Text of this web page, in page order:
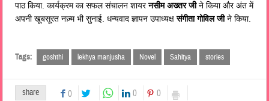
पाठ किया. कार्यक्रम का सफल संचालन शायरनसीम अख्तर जीने किया और अंत में
अपनी खूबसूरत नज़्म भी सुनाई. धन्यवाद ज्ञापन उपाध्यक्षसंगीता गोविल जीने किया.
Tags: goshthi lekhya manjusha Novel Sahitya stories
share 0 0 0